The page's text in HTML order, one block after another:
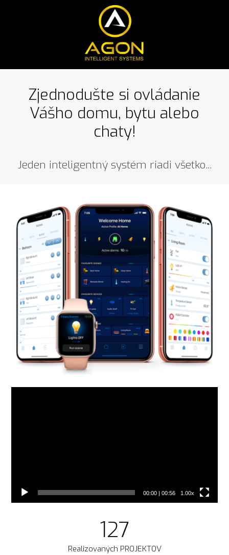
Zjednodušte si ovládanie
Vášho domu, bytu alebo
chaty!
Jeden inteligentný systém riadi všetko...
00:00| 00:56 1.00x
127
Realizovaných PROJEKTOV